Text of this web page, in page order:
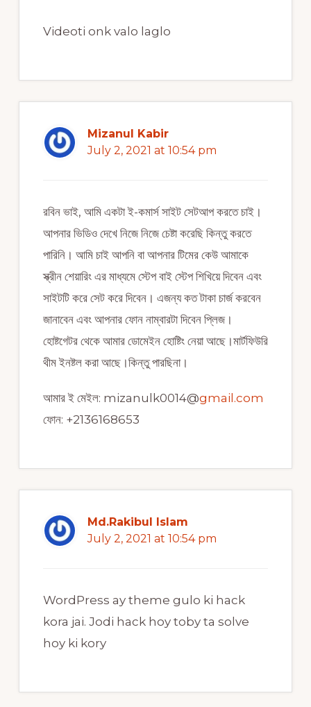
Videoti onk valo laglo
Mizanul Kabir
July 2, 2021 at 10:54 pm
রবিন ভাই, আমি একটা ই-কমার্স সাইট সেটআপ করতে চাই।
আপনার ভিডিও দেখে নিজে নিজে চেষ্টা করেছি কিন্তু করতে
পারিনি। আমি চাই আপনি বা আপনার টিমের কেউ আমাকে
স্ক্রীন শেয়ারিং এর মাধ্যমে স্টেপ বাই স্টেপ শিখিয়ে দিবেন এবং
সাইটটি করে সেট করে দিবেন। এজন্য কত টাকা চার্জ করবেন
জানাবেন এবং আপনার ফোন নাম্বারটা দিবেন প্লিজ।
হোষ্টগেটর থেকে আমার ডোমেইন হোষ্টিং নেয়া আছে।মার্টফিউরি
থীম ইনষ্টল করা আছে।কিন্তু পারছিনা।
আমার ই মেইল: mizanulk0014@gmail.com
ফোন: +2136168653
Md.Rakibul Islam
July 2, 2021 at 10:54 pm
WordPress ay theme gulo ki hack
kora jai. Jodi hack hoy toby ta solve
hoy ki kory